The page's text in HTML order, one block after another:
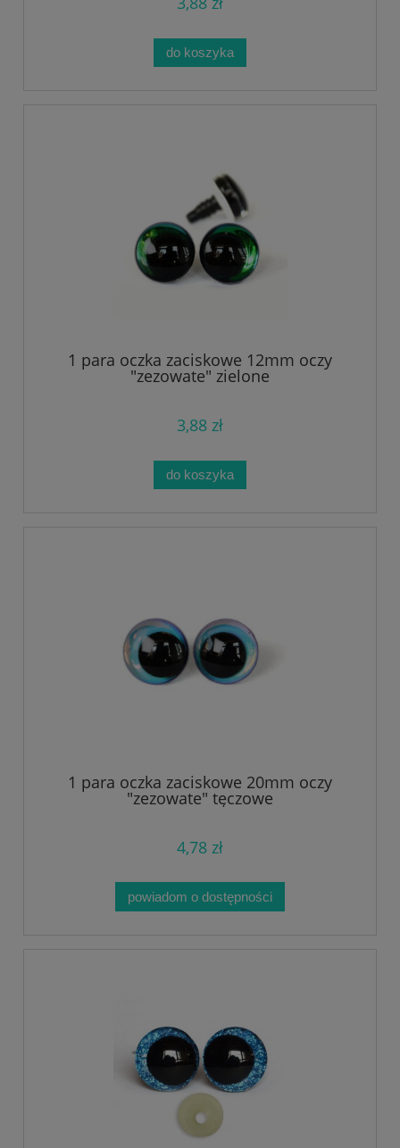
do koszyka
1 para oczka zaciskowe 12mm oczy
"zezowate" zielone
3,88 zł
do koszyka
1 para oczka zaciskowe 20mm oczy
"zezowate" tęczowe
4,78 zł
powiadom o dostępności